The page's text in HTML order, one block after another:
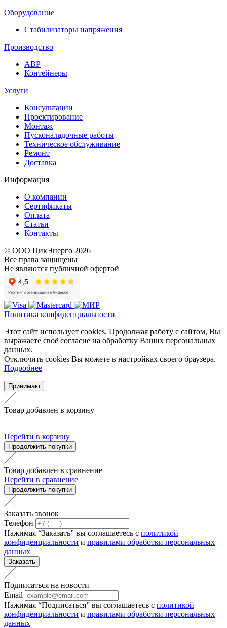
Оборудование
Стабилизаторы напряжения
Производство
АВР
Контейнеры
Услуги
Консультации
Проектирование
Монтаж
Пусконаладочные работы
Техническое обслуживание
Ремонт
Доставка
Информация
О компании
Сертификаты
Оплата
Статьи
Контакты
© ООО ПикЭнерго 2026
Все права защищены
Не являются публичной офертой
Политика конфиденциальности
Этот сайт использует cookies. Продолжая работу с сайтом, Вы
выражаете своё согласие на обработку Ваших персональных
данных.
Отключить cookies Вы можете в настройках своего браузера.
Подробнее
Принимаю
Товар добавлен в корзину
Перейти в корзину
Продолжить покупки
Товар добавлен в сравнение
Перейти в сравнение
Продолжить покупки
Заказать звонок
Телефон
Нажимая “Заказать” вы соглашаетесь с политикой
конфиденциальности и правилами обработки персональных
данных
Заказать
Подписаться на новости
Email
Нажимая “Подписаться” вы соглашаетесь с политикой
конфиденциальности и правилами обработки персональных
данных